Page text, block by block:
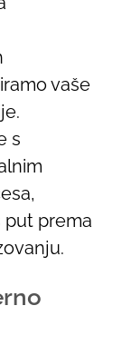
vaše
s
put prema